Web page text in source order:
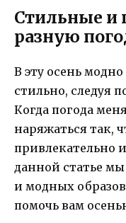
Стильные и
разную
В эту осень
стильно, следуя
Когда погода
наряжаться так,
привлекательно
данной статье
и модных
помочь вам